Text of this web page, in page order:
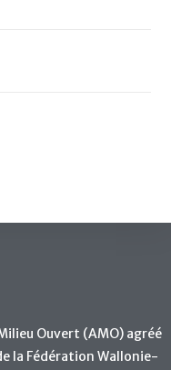
Ouvert (AMO) agréé
la Fédération Wallonie-